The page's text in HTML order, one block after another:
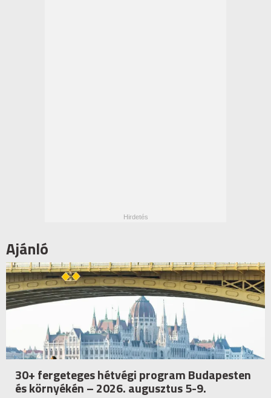
Ajánló
30+ fergeteges hétvégi program Budapesten
és környékén – 2026. augusztus 5-9.